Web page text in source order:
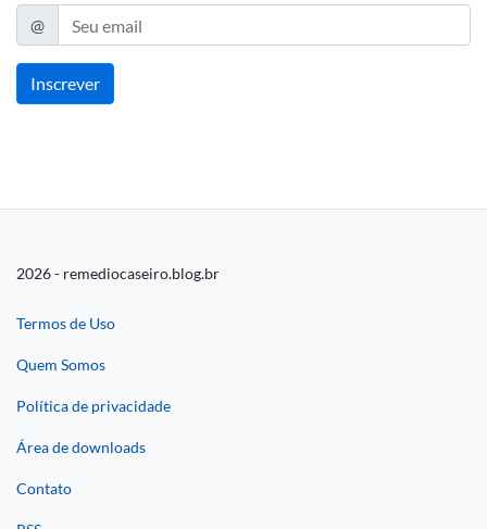
@
E-mail
Inscrever
2026 - remediocaseiro.blog.br
Termos de Uso
Quem Somos
Política de privacidade
Área de downloads
Contato